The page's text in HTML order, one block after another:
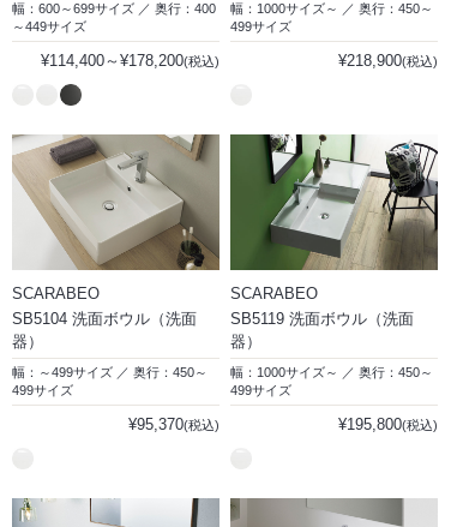
幅：600～699サイズ ／ 奥行：400
～449サイズ
¥114,400～¥178,200(税込)
幅：1000サイズ～ ／ 奥行：450～
499サイズ
¥218,900(税込)
SCARABEO
SB5104 洗面ボウル（洗面
器）
幅：～499サイズ ／ 奥行：450～
499サイズ
¥95,370(税込)
SCARABEO
SB5119 洗面ボウル（洗面
器）
幅：1000サイズ～ ／ 奥行：450～
499サイズ
¥195,800(税込)